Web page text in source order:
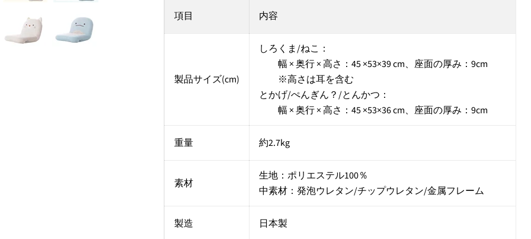
項目 内容
製品サイズ(cm)
しろくま/ねこ：
幅 × 奥行 × 高さ：45 ×53×39 cm、座面の厚み：9cm
※高さは耳を含む
とかげ/ぺんぎん？/とんかつ：
幅 × 奥行 × 高さ：45 ×53×36 cm、座面の厚み：9cm
重量 約2.7kg
素材
生地：ポリエステル100％
中素材：発泡ウレタン/チップウレタン/金属フレーム
製造 日本製